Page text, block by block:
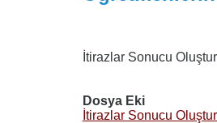
İtirazlar Sonucu
Dosya Eki
İtirazlar Sonucu